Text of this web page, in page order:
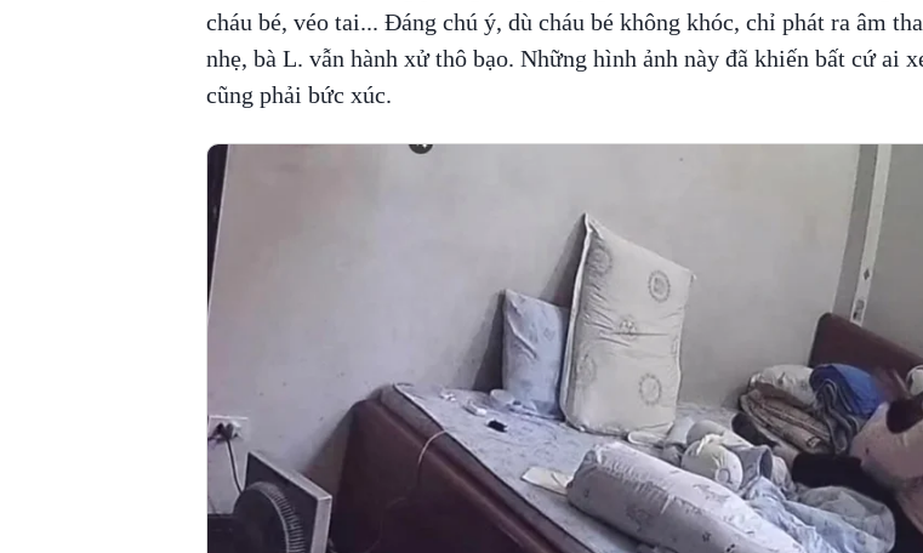
cháu bé, véo tai... Đáng chú ý, dù cháu bé không khóc, chỉ phát ra âm
nhẹ, bà L. vẫn hành xử thô bạo. Những hình ảnh này đã khiến bất cứ ai
cũng phải bức xúc.